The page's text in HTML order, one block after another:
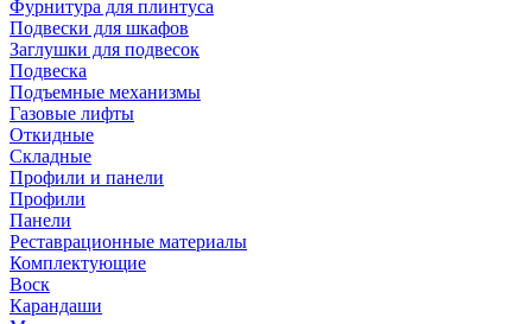
Фурнитура для плинтуса
Подвески для шкафов
Заглушки для подвесок
Подвеска
Подъемные механизмы
Газовые лифты
Откидные
Складные
Профили и панели
Профили
Панели
Реставрационные материалы
Комплектующие
Воск
Карандаши